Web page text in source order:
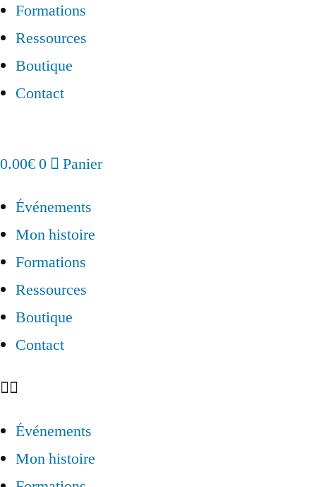
Formations
Ressources
Boutique
Contact
0.00€0 Panier
Événements
Mon histoire
Formations
Ressources
Boutique
Contact
Événements
Mon histoire